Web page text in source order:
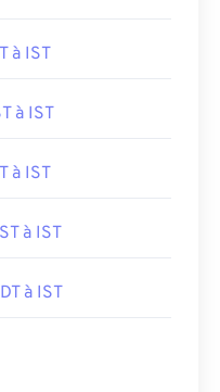
à IST
à IST
à IST
à IST
à IST